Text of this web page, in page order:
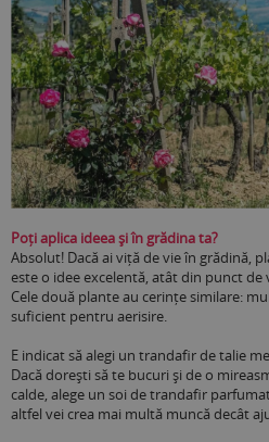
Poți aplica ideea și în grădina ta?
Absolut! Dacă ai viță de vie în grădină,
este o idee excelentă, atât din punct de
Cele două plante au cerințe similare:
suficient pentru aerisire.
E indicat să alegi un trandafir de talie
Dacă dorești să te bucuri și de o
calde, alege un soi de trandafir
altfel vei crea mai multă muncă decât